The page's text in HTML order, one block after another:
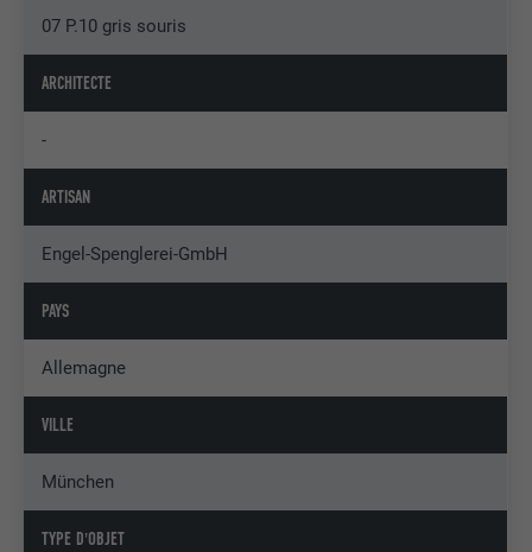
07 P.10 gris souris
ARCHITECTE
-
ARTISAN
Engel-Spenglerei-GmbH
PAYS
Allemagne
VILLE
München
TYPE D'OBJET